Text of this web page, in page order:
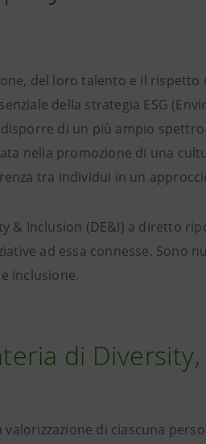
del loro talento e il
della strategia ESG
di un più ampio
nella promozione di una
tra individui in un
& Inclusion (DE&I) a diretto
ad essa connesse. Sono
inclusione.
di
valorizzazione di ciascuna